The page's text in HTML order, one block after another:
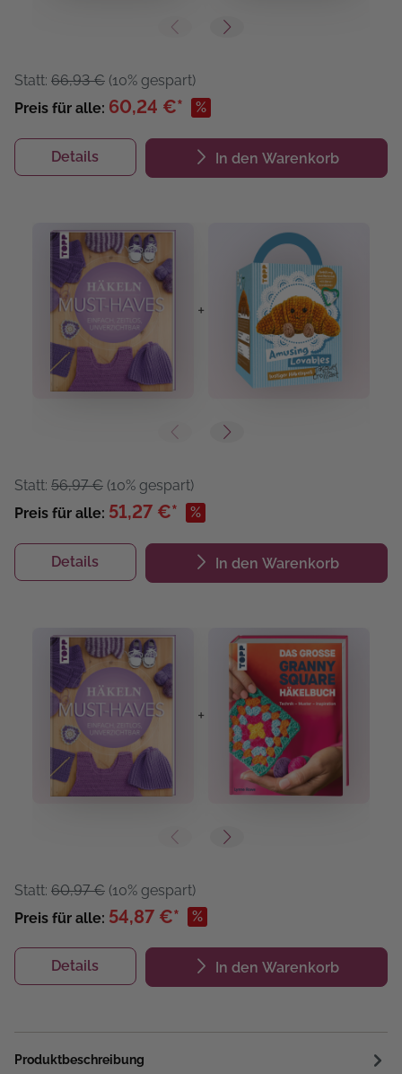
Statt: 66,93 € (10% gespart)
Preis für alle: 60,24 €* %
Details In den Warenkorb
+
Statt: 56,97 € (10% gespart)
Preis für alle: 51,27 €* %
Details In den Warenkorb
+
Statt: 60,97 € (10% gespart)
Preis für alle: 54,87 €* %
Details In den Warenkorb
Produktbeschreibung